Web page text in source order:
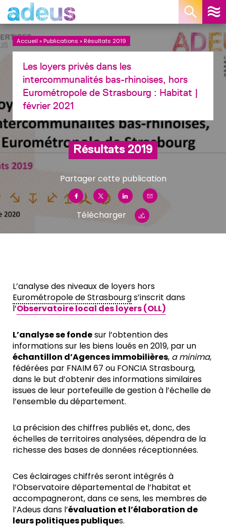
Accueil »Publications »Résultats 2019
Les loyers privés dans les
intercommunalités bas-rhinoises, hors
Eurométropole de Strasbourg : Habitat |
février 2021
Résultats 2019
Partager cette publication
Télécharger
L’analyse des niveaux de loyers hors
Eurométropole de Strasbourgs’inscrit dans
l’Observatoire local des loyers (OLL)
L’analyse se fondesur l’obtention des
informations sur les biens loués en 2019, par un
échantillon d’Agences immobilières, a minima,
fédérées par FNAIM 67 ou FONCIA Strasbourg,
dans le but d’obtenir des informations similaires
issues de leur portefeuille de gestion à l’échelle de
l’ensemble du département.
La précision des chiffres publiés et, donc, des
échelles de territoires analysées, dépendra de la
richesse des bases de données réceptionnées.
Ces éclairages chiffrés seront intégrés à
l’Observatoire départemental de l’habitat et
accompagneront, dans ce sens, les membres de
l’Adeus dans l’évaluation et l’élaboration de
leurs politiques publiques.
Panneau de gestion des cookies